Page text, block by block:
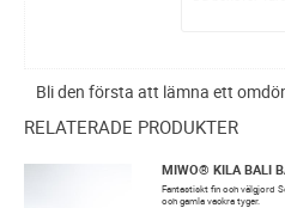
Bli den första att lämna ett
RELATERADE PRODUKTER
MIWO® KILA BALI
Fantastiskt fin och välgjord
och gamla vackra tyger.